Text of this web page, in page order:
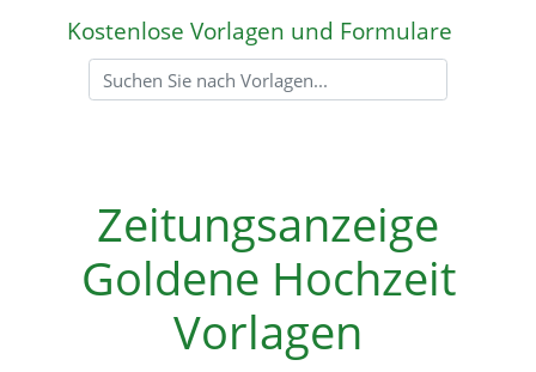
Kostenlose Vorlagen und Formulare
Zeitungsanzeige
Goldene Hochzeit
Vorlagen